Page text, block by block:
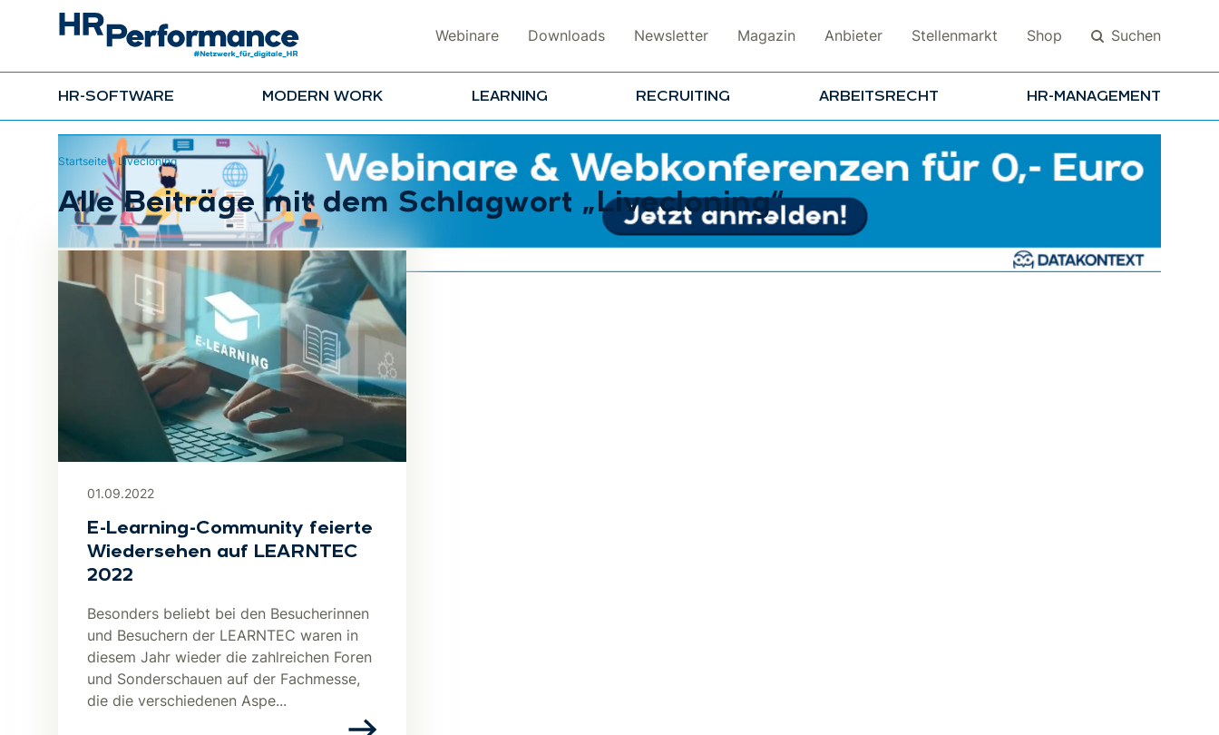
Webinare Downloads Newsletter Magazin Anbieter Stellenmarkt Shop Suchen
HR-SOFTWARE MODERN WORK LEARNING RECRUITING ARBEITSRECHT HR-MANAGEMENT
Suchen
Startseite»Livecloning
Alle Beiträge mit dem Schlagwort „Livecloning“
01.09.2022
E-Learning-Community feierte
Wiedersehen auf LEARNTEC
2022
Besonders beliebt bei den Besucherinnen
und Besuchern der LEARNTEC waren in
diesem Jahr wieder die zahlreichen Foren
und Sonderschauen auf der Fachmesse,
die die verschiedenen Aspe...